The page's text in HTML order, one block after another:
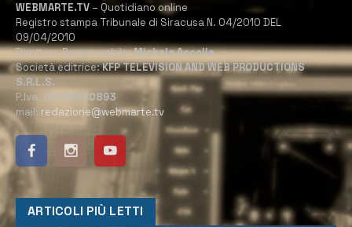
WEBMARTE.TV – Quotidiano online
Registro stampa Tribunale di Siracusa N. 04/2010 DEL
09/04/2010
Direttore Responsabile:Michele Accolla
Società editrice:KFP TELEVISION AND WEB PRODUCTIONS
S.R.L.S.
P.Iva: 02184950893
mail: redazione@webmarte.tv
ARTICOLI PIÙ LETTI